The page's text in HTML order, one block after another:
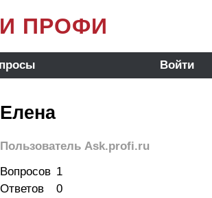
ПРОФИ
Войти
Елена
Пользователь Ask.profi.ru
Вопросов 1
Ответов
0